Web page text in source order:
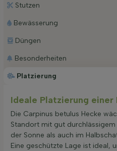
Platzierung
Stutzen
Bewässerung
Düngen
Besonderheiten
Ideale Platzierung einer
Die Carpinus betulus Hecke
Standort mit gut
der Sonne als auch im
Eine geschützte Lage ist ideal,